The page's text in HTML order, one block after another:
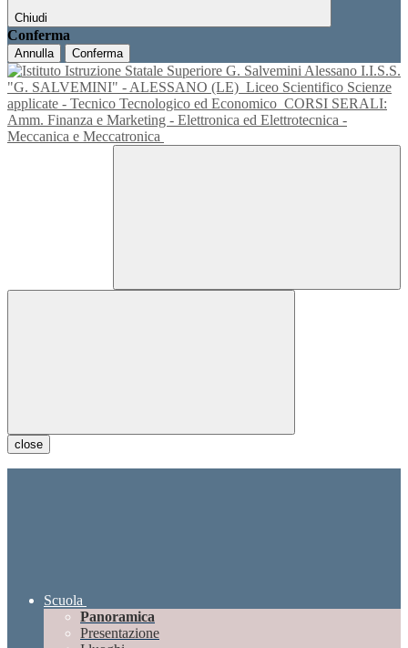
Chiudi
Conferma
Annulla Conferma
I.I.S.S.
"G. SALVEMINI" - ALESSANO (LE) Liceo Scientifico Scienze
applicate - Tecnico Tecnologico ed Economico CORSI SERALI:
Amm. Finanza e Marketing - Elettronica ed Elettrotecnica -
Meccanica e Meccatronica
close
Scuola
Panoramica
Presentazione